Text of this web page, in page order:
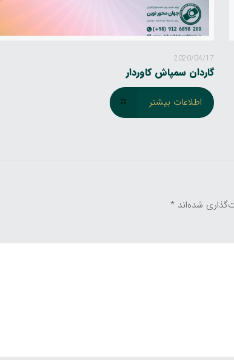
2020/04/17
گاردان سمپاش کاوردار
اطلاعات بیشتر
شده‌اند*